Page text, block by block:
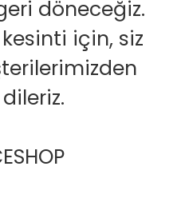
döneceğiz.
için, siz